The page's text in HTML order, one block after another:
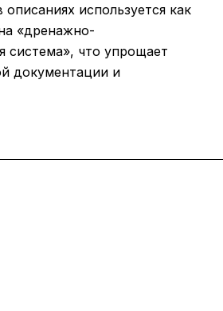
используется как
«дренажно-
система», что упрощает
документации и